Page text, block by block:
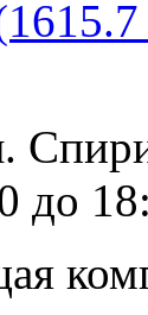
до